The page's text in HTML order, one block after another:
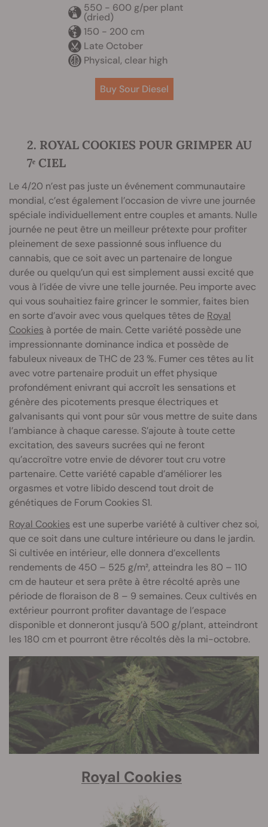
550 - 600 g/per plant
(dried)
150 - 200 cm
Late October
Physical, clear high
Buy Sour Diesel
2. ROYAL COOKIES POUR GRIMPER AU
7ᵉ CIEL
Le 4/20 n’est pas juste un événement communautaire
mondial, c’est également l’occasion de vivre une journée
spéciale individuellement entre couples et amants. Nulle
journée ne peut être un meilleur prétexte pour profiter
pleinement de sexe passionné sous influence du
cannabis, que ce soit avec un partenaire de longue
durée ou quelqu’un qui est simplement aussi excité que
vous à l’idée de vivre une telle journée. Peu importe avec
qui vous souhaitiez faire grincer le sommier, faites bien
en sorte d’avoir avec vous quelques têtes de Royal
Cookies à portée de main. Cette variété possède une
impressionnante dominance indica et possède de
fabuleux niveaux de THC de 23 %. Fumer ces têtes au lit
avec votre partenaire produit un effet physique
profondément enivrant qui accroît les sensations et
génère des picotements presque électriques et
galvanisants qui vont pour sûr vous mettre de suite dans
l’ambiance à chaque caresse. S’ajoute à toute cette
excitation, des saveurs sucrées qui ne feront
qu’accroître votre envie de dévorer tout cru votre
partenaire. Cette variété capable d’améliorer les
orgasmes et votre libido descend tout droit de
génétiques de Forum Cookies S1.
Royal Cookies est une superbe variété à cultiver chez soi,
que ce soit dans une culture intérieure ou dans le jardin.
Si cultivée en intérieur, elle donnera d’excellents
rendements de 450 – 525 g/m², atteindra les 80 – 110
cm de hauteur et sera prête à être récolté après une
période de floraison de 8 – 9 semaines. Ceux cultivés en
extérieur pourront profiter davantage de l’espace
disponible et donneront jusqu’à 500 g/plant, atteindront
les 180 cm et pourront être récoltés dès la mi-octobre.
Royal Cookies